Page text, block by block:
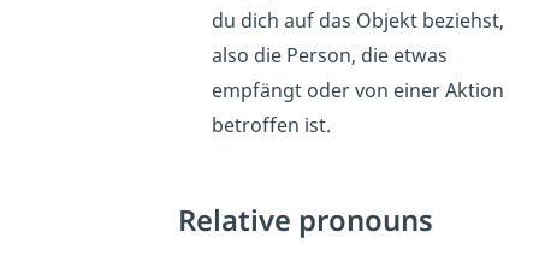
du dich auf das Objekt beziehst,
also die Person, die etwas
empfängt oder von einer Aktion
betroffen ist.
Relative pronouns